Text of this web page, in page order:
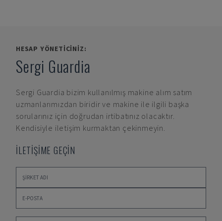
HESAP YÖNETICINIZ:
Sergi Guardia
Sergi Guardia bizim kullanılmış makine alım satım
uzmanlarımızdan biridir ve makine ile ilgili başka
sorularınız için doğrudan irtibatınız olacaktır.
Kendisiyle iletişim kurmaktan çekinmeyin.
İLETİŞİME GEÇİN